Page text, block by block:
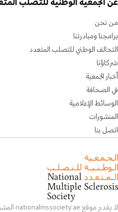
عن الجمعية الوطنية للتصلب
من نحن
برامجنا ومبادرتنا
التحالف الوطني للتصلب المتعدد
شركاؤنا
أخبار الجمعية
في الصحافة
الوسائط الإعلامية
المنشورات
اتصل بنا
لا يقدم موقع nationalmssociety.ae المشورة الطبية أو التشخيص أو العلاج.